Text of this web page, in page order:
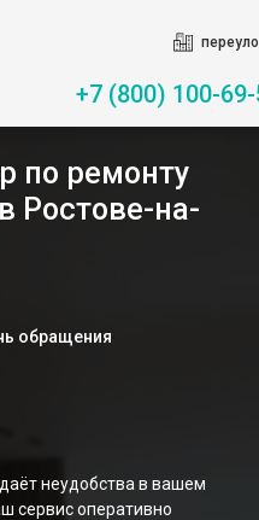
+7 (800) 100-
по ремонту
Ростове-на-
обращения
неудобства в вашем
сервис оперативно